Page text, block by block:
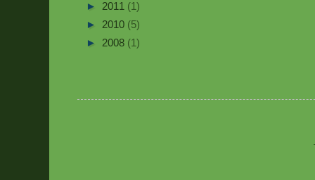
► 2011 (1)
► 2010 (5)
► 2008 (1)